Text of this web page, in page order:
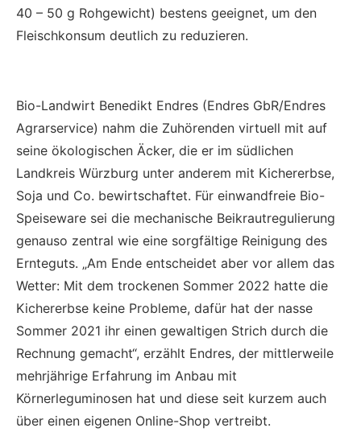
40 – 50 g Rohgewicht) bestens geeignet, um den
Fleischkonsum deutlich zu reduzieren.
Bio-Landwirt Benedikt Endres (Endres GbR/Endres
Agrarservice) nahm die Zuhörenden virtuell mit auf
seine ökologischen Äcker, die er im südlichen
Landkreis Würzburg unter anderem mit Kichererbse,
Soja und Co. bewirtschaftet. Für einwandfreie Bio-
Speiseware sei die mechanische Beikrautregulierung
genauso zentral wie eine sorgfältige Reinigung des
Ernteguts. „Am Ende entscheidet aber vor allem das
Wetter: Mit dem trockenen Sommer 2022 hatte die
Kichererbse keine Probleme, dafür hat der nasse
Sommer 2021 ihr einen gewaltigen Strich durch die
Rechnung gemacht“, erzählt Endres, der mittlerweile
mehrjährige Erfahrung im Anbau mit
Körnerleguminosen hat und diese seit kurzem auch
über einen eigenen Online-Shop vertreibt.